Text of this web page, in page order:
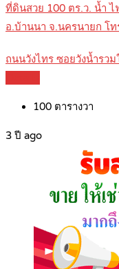
ที่ดินสวย 100 ตร.ว. น้ำ ไ
อ.บ้านนา จ.นครนายก โ
ถนนวังไทร ซอยวังน้ำรว
100 ตารางวา
3 ปี ago